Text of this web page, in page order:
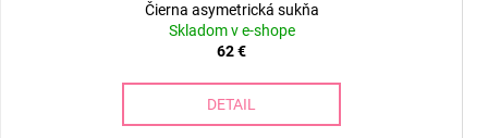
Čierna asymetrická sukňa
Skladom v e-shope
62 €
DETAIL